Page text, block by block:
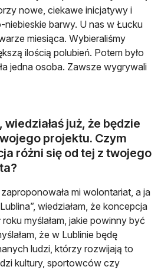
nowe, ciekawe inicjatywy i
niebieskie barwy. U nas w Łucku
miesiąca. Wybieraliśmy
ilością polubień. Potem było
jedna osoba. Zawsze wygrywali
już, że będzie
projektu. Czym
różni się od tej z twojego
mi wolontariat, a ja
wiedziałam, że koncepcja
myślałam, jakie powinny być
że w Lublinie będę
ludzi, którzy rozwijają to
kultury, sportowców czy